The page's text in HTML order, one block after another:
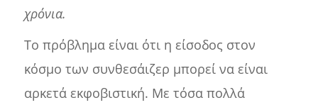
χρόνια.
Το πρόβλημα είναι ότι η είσοδος στον
κόσμο των συνθεσάιζερ μπορεί να είναι
αρκετά εκφοβιστική. Με τόσα πολλά